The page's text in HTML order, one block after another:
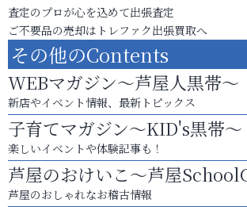
査定のプロが心を込めて出張査定
ご不要品の売却はトレファク出張買取へ
その他のContents
WEBマガジン～芦屋人黒帯～
新店やイベント情報、最新トピックス
子育てマガジン～KID's黒帯～
楽しいイベントや体験記事も！
芦屋のおけいこ～芦屋
芦屋のおしゃれなお稽古情報